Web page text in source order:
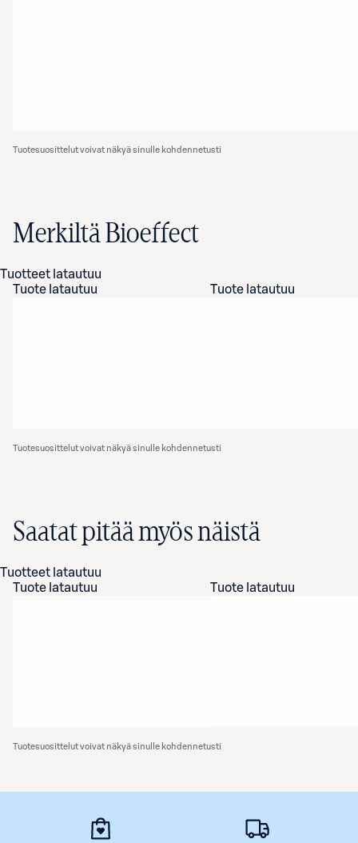
Tuotesuosittelut voivat näkyä sinulle kohdennetusti
Merkiltä Bioeffect
Tuotteet latautuu
Tuote latautuu
Tuote latautuu
Tuotesuosittelut voivat näkyä sinulle kohdennetusti
Saatat pitää myös näistä
Tuotteet latautuu
Tuote latautuu
Tuote latautuu
Tuotesuosittelut voivat näkyä sinulle kohdennetusti